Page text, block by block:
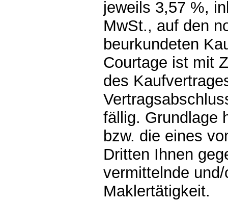
jeweils 3,57 %,
MwSt., auf den
beurkundeten
Courtage ist mit
des
fällig. Grundlage
bzw. die eines
Dritten Ihnen
vermittelnde
Maklertätigkeit.